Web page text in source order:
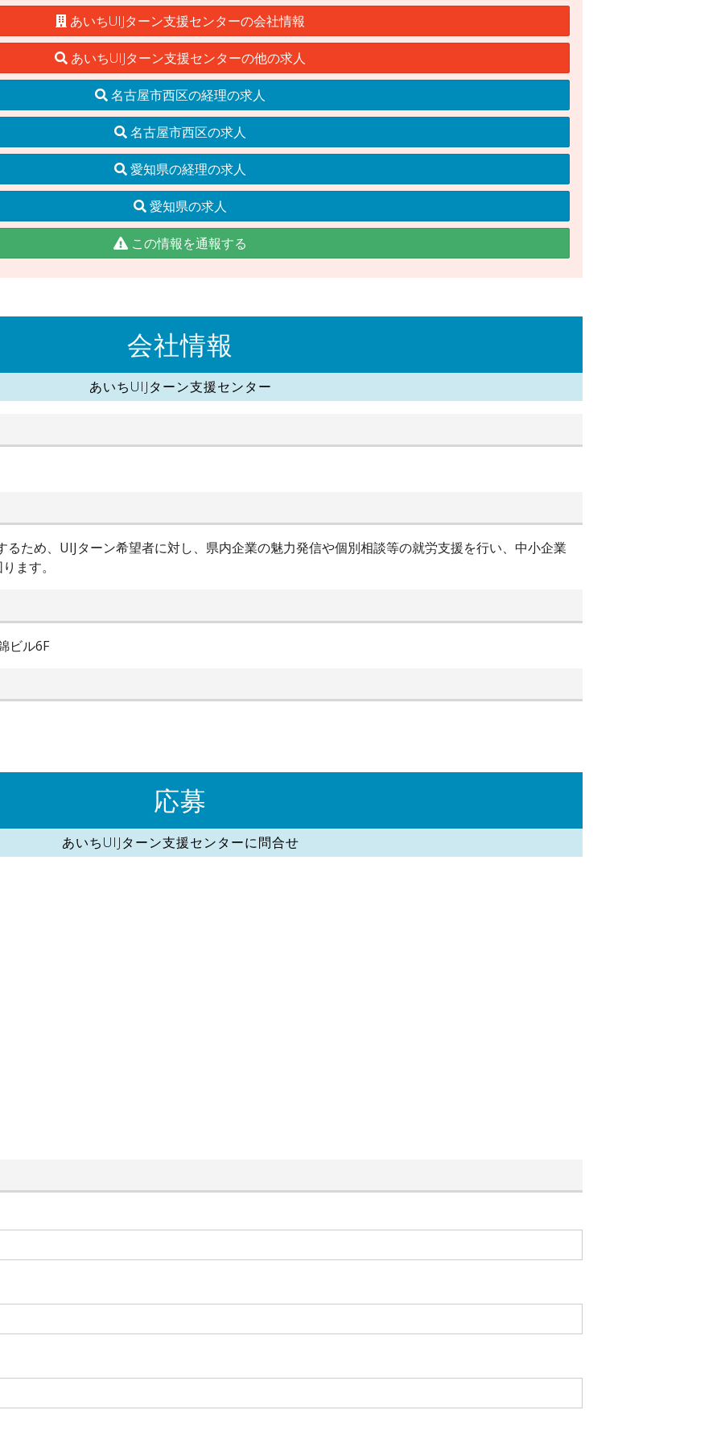
あいちUIJターン支援センターの会社情報
あいちUIJターン支援センターの他の求人
名古屋市西区の経理の求人
名古屋市西区の求人
愛知県の経理の求人
愛知県の求人
この情報を通報する
会社情報
あいちUIJターン支援センター
るため、UIJターン希望者に対し、県内企業の魅力発信や個別相談等の就労支援を行い、中小企業
ます。
ビル6F
応募
あいちUIJターン支援センターに問合せ